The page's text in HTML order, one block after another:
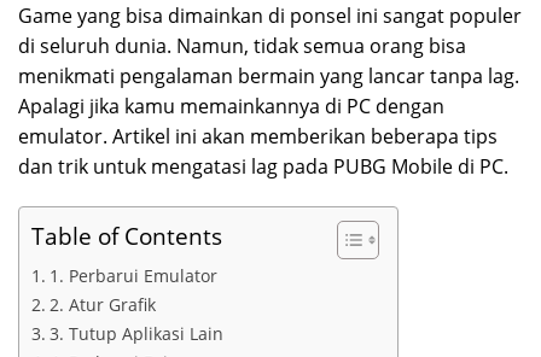
Game yang bisa dimainkan di ponsel ini sangat populer
di seluruh dunia. Namun, tidak semua orang bisa
menikmati pengalaman bermain yang lancar tanpa lag.
Apalagi jika kamu memainkannya di PC dengan
emulator. Artikel ini akan memberikan beberapa tips
dan trik untuk mengatasi lag pada PUBG Mobile di PC.
Table of Contents
1. Perbarui Emulator
2. Atur Grafik
3. Tutup Aplikasi Lain